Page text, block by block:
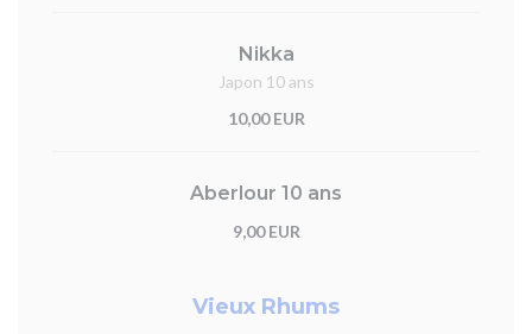
Nikka
Japon 10 ans
10,00 EUR
Aberlour 10 ans
9,00 EUR
Vieux Rhums